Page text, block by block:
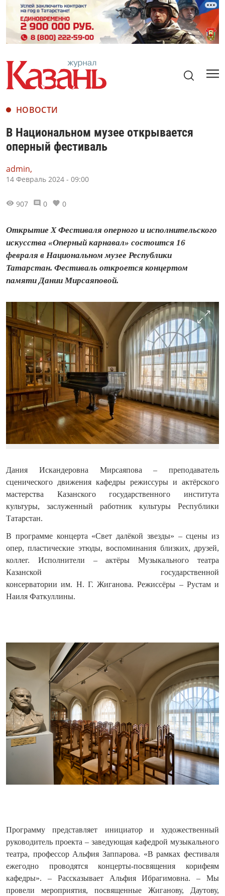
НОВОСТИ
В Национальном музее открывается
оперный фестиваль
admin,
14 Февраль 2024 - 09:00
907 0 0
Открытие Х Фестиваля оперного и исполнительского
искусства «Оперный карнавал» состоится 16
февраля в Национальном музее Республики
Татарстан. Фестиваль откроется концертом
памяти Дании Мирсаяповой.
Дания Искандеровна Мирсаяпова – преподаватель
сценического движения кафедры режиссуры и актёрского
мастерства Казанского государственного института
культуры, заслуженный работник культуры Республики
Татарстан.
В программе концерта «Свет далёкой звезды» – сцены из
опер, пластические этюды, воспоминания близких, друзей,
коллег. Исполнители – актёры Музыкального театра
Казанской государственной
консерватории им. Н. Г. Жиганова. Режиссёры – Рустам и
Наиля Фаткуллины.
Программу представляет инициатор и художественный
руководитель проекта – заведующая кафедрой музыкального
театра, профессор Альфия Заппарова. «В рамках фестиваля
ежегодно проводятся концерты-посвящения корифеям
кафедры». – Рассказывает Альфия Ибрагимовна. – Мы
провели мероприятия, посвященные Жиганову, Даутову,